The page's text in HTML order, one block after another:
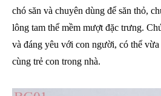
chó săn và chuyên dùng để săn thỏ,
lông tam thể mềm mượt đặc trưng.
và đáng yêu với con người, có thể
cùng trẻ con trong nhà.